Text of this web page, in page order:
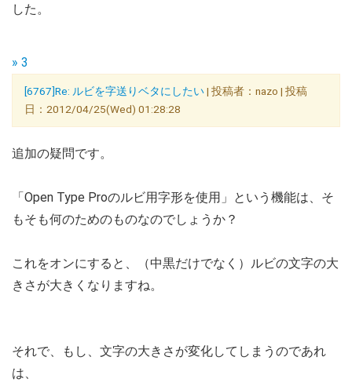
した。
» 3
[6767]Re: ルビを字送りベタにしたい| 投稿者：nazo | 投稿
日：2012/04/25(Wed) 01:28:28
追加の疑問です。
「Open Type Proのルビ用字形を使用」という機能は、そ
もそも何のためのものなのでしょうか？
これをオンにすると、（中黒だけでなく）ルビの文字の大
きさが大きくなりますね。
それで、もし、文字の大きさが変化してしまうのであれ
は、